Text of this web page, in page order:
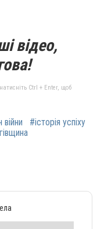
відео,
Ctrl + Enter, щоб
#історія успіху